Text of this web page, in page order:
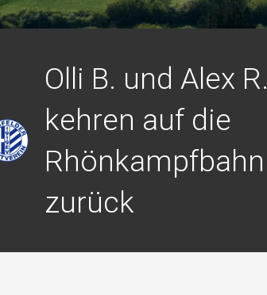
Olli B. und Alex R.
kehren auf die
Rhönkampfbahn
zurück